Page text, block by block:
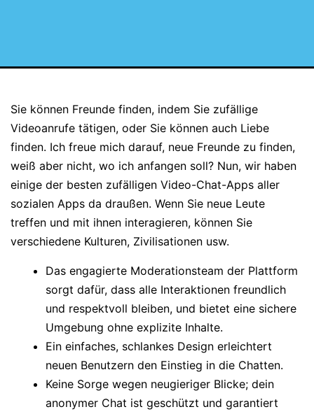
Sie können Freunde finden, indem Sie zufällige
Videoanrufe tätigen, oder Sie können auch Liebe
finden. Ich freue mich darauf, neue Freunde zu finden,
weiß aber nicht, wo ich anfangen soll? Nun, wir haben
einige der besten zufälligen Video-Chat-Apps aller
sozialen Apps da draußen. Wenn Sie neue Leute
treffen und mit ihnen interagieren, können Sie
verschiedene Kulturen, Zivilisationen usw.
Das engagierte Moderationsteam der Plattform
sorgt dafür, dass alle Interaktionen freundlich
und respektvoll bleiben, und bietet eine sichere
Umgebung ohne explizite Inhalte.
Ein einfaches, schlankes Design erleichtert
neuen Benutzern den Einstieg in die Chatten.
Keine Sorge wegen neugieriger Blicke; dein
anonymer Chat ist geschützt und garantiert